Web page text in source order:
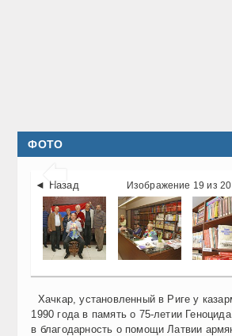
ФОТО

◄ Назад Изображение 19 из 20
Хачкар, установленный в Риге у
1990 года в память о 75-летии
в благодарность о помощи Латвии